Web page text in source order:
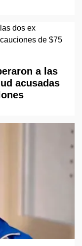
a las
acusadas